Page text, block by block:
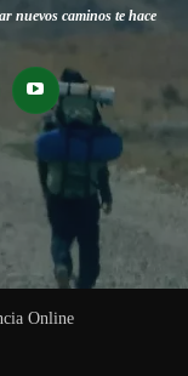
nuevos caminos te hace
Online